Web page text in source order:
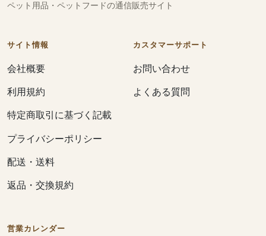
ペット用品・ペットフードの通信販売サイト
サイト情報
会社概要
利用規約
特定商取引に基づく記載
プライバシーポリシー
配送・送料
返品・交換規約
カスタマーサポート
お問い合わせ
よくある質問
営業カレンダー